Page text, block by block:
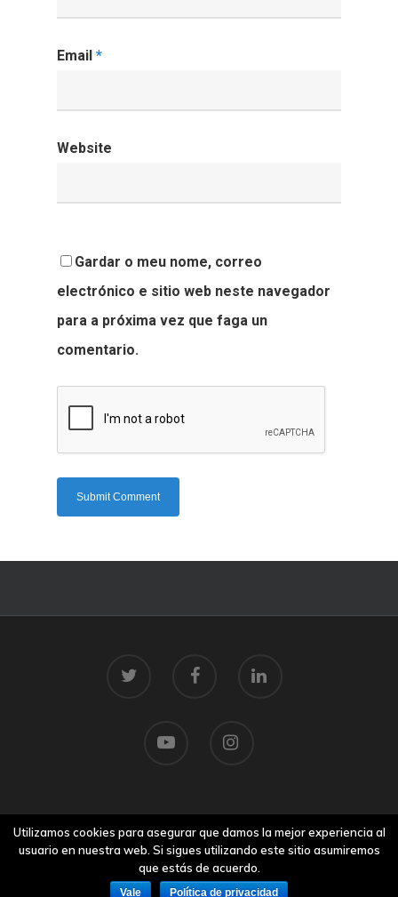
Email *
Website
Gardar o meu nome, correo
electrónico e sitio web neste navegador
para a próxima vez que faga un
comentario.
Aviso legal
Utilizamos cookies para asegurar que damos la mejor experiencia al
usuario en nuestra web. Si sigues utilizando este sitio asumiremos
que estás de acuerdo.
Vale Política de privacidad